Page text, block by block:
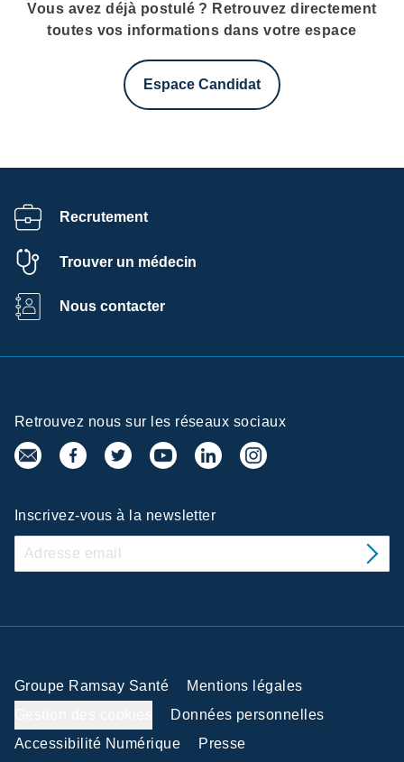
Vous avez déjà postulé ? Retrouvez directement
toutes vos informations dans votre espace
Espace Candidat
Recrutement
Trouver un médecin
Nous contacter
Retrouvez nous sur les réseaux sociaux
Inscrivez-vous à la newsletter
Groupe Ramsay Santé
Mentions légales
Données personnelles
Accessibilité Numérique
Presse
confidentialité
fonctionnalités dont celles
consentement au moyen des
par la suite, cliquez sur le lien